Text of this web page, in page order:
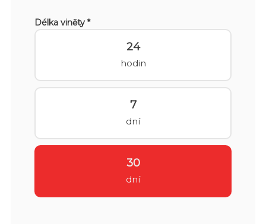
Délka viněty *
24
hodin
7
dní
30
dní